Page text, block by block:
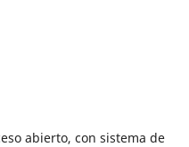
abierto, con sistema de